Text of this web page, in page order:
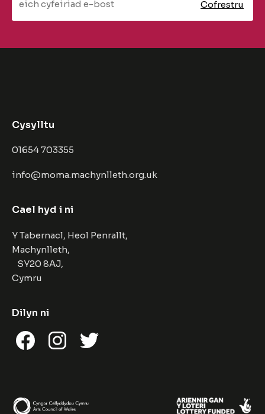
Cysylltu
01654 703355
info@moma.machynlleth.org.uk
Cael hyd i ni
Y Tabernacl, Heol Penrallt,
Machynlleth,
SY20 8AJ,
Cymru
Dilyn ni
FacebookInstagramTwitter